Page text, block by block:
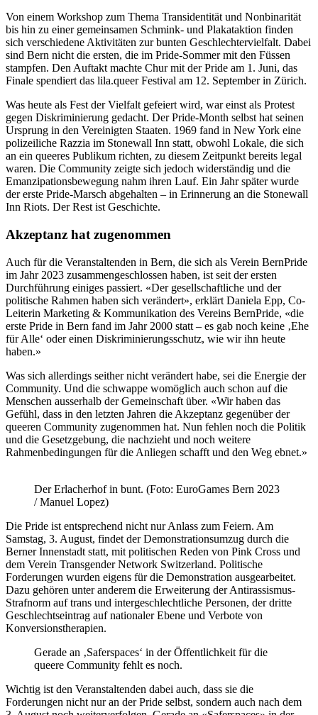
Von einem Workshop zum Thema Transidentität und Nonbinarität
bis hin zu einer gemeinsamen Schmink- und Plakataktion finden
sich verschiedene Aktivitäten zur bunten Geschlechtervielfalt. Dabei
sind Bern nicht die ersten, die im Pride-Sommer mit den Füssen
stampfen. Den Auftakt machte Chur mit der Pride am 1. Juni, das
Finale spendiert das lila.queer Festival am 12. September in Zürich.
Was heute als Fest der Vielfalt gefeiert wird, war einst als Protest
gegen Diskriminierung gedacht. Der Pride-Month selbst hat seinen
Ursprung in den Vereinigten Staaten. 1969 fand in New York eine
polizeiliche Razzia im Stonewall Inn statt, obwohl Lokale, die sich
an ein queeres Publikum richten, zu diesem Zeitpunkt bereits legal
waren. Die Community zeigte sich jedoch widerständig und die
Emanzipationsbewegung nahm ihren Lauf. Ein Jahr später wurde
der erste Pride-Marsch abgehalten – in Erinnerung an die Stonewall
Inn Riots. Der Rest ist Geschichte.
Akzeptanz hat zugenommen
Auch für die Veranstaltenden in Bern, die sich als Verein BernPride
im Jahr 2023 zusammengeschlossen haben, ist seit der ersten
Durchführung einiges passiert. «Der gesellschaftliche und der
politische Rahmen haben sich verändert», erklärt Daniela Epp, Co-
Leiterin Marketing & Kommunikation des Vereins BernPride, «die
erste Pride in Bern fand im Jahr 2000 statt – es gab noch keine ‚Ehe
für Alle‘ oder einen Diskriminierungsschutz, wie wir ihn heute
haben.»
Was sich allerdings seither nicht verändert habe, sei die Energie der
Community. Und die schwappe womöglich auch schon auf die
Menschen ausserhalb der Gemeinschaft über. «Wir haben das
Gefühl, dass in den letzten Jahren die Akzeptanz gegenüber der
queeren Community zugenommen hat. Nun fehlen noch die Politik
und die Gesetzgebung, die nachzieht und noch weitere
Rahmenbedingungen für die Anliegen schafft und den Weg ebnet.»
Der Erlacherhof in bunt. (Foto: EuroGames Bern 2023
/ Manuel Lopez)
Die Pride ist entsprechend nicht nur Anlass zum Feiern. Am
Samstag, 3. August, findet der Demonstrationsumzug durch die
Berner Innenstadt statt, mit politischen Reden von Pink Cross und
dem Verein Transgender Network Switzerland. Politische
Forderungen wurden eigens für die Demonstration ausgearbeitet.
Dazu gehören unter anderem die Erweiterung der Antirassismus-
Strafnorm auf trans und intergeschlechtliche Personen, der dritte
Geschlechtseintrag auf nationaler Ebene und Verbote von
Konversionstherapien.
Gerade an ‚Saferspaces‘ in der Öffentlichkeit für die
queere Community fehlt es noch.
Wichtig ist den Veranstaltenden dabei auch, dass sie die
Forderungen nicht nur an der Pride selbst, sondern auch nach dem